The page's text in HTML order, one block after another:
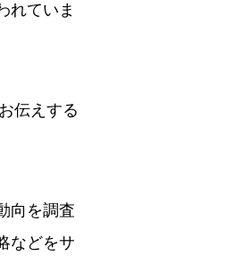
れていま
伝えする
向を調査
などをサ